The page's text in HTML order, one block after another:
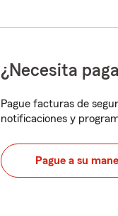
¿Necesita
Pague facturas de
notificaciones y
Pague a su